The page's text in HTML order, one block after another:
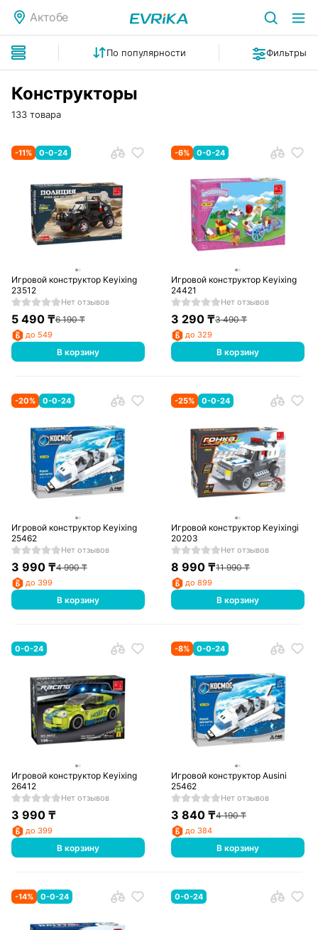
Актобе
По популярности Фильтры
Конструкторы
133 товара
-11% 0-0-24
Игровой конструктор Keyixing
23512
Нет отзывов
5 490₸6 190₸
до 549
В корзину
-6% 0-0-24
Игровой конструктор Keyixing
24421
Нет отзывов
3 290 ₸3 490₸
до 329
В корзину
-20% 0-0-24
Игровой конструктор Keyixing
25462
Нет отзывов
3 990₸4 990₸
до 399
В корзину
-25% 0-0-24
Игровой конструктор Keyixingi
20203
Нет отзывов
8 990 ₸11 990₸
до 899
В корзину
0-0-24
Игровой конструктор Keyixing
26412
Нет отзывов
3 990₸
до 399
В корзину
-8% 0-0-24
Игровой конструктор Ausini
25462
Нет отзывов
3 840 ₸4 190₸
до 384
В корзину
-14% 0-0-24 0-0-24